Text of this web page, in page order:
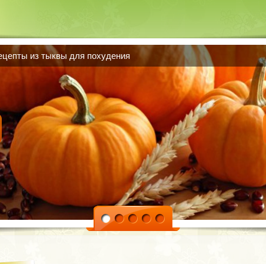
невероятно вкусных диетических десертов